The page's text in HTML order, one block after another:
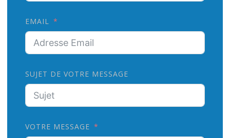
EMAIL
SUJET DE VOTRE MESSAGE
VOTRE MESSAGE